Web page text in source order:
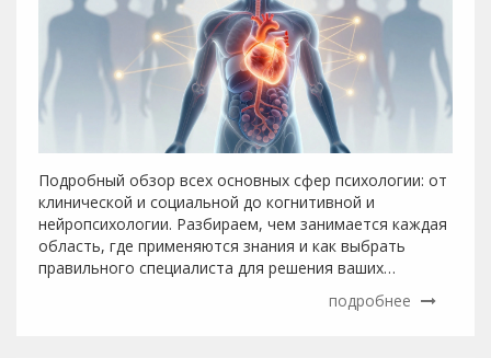
Подробный обзор всех основных сфер психологии: от
клинической и социальной до когнитивной и
нейропсихологии. Разбираем, чем занимается каждая
область, где применяются знания и как выбрать
правильного специалиста для решения ваших
подробнее